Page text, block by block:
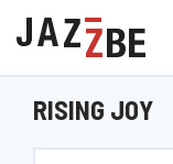
RISING JOY